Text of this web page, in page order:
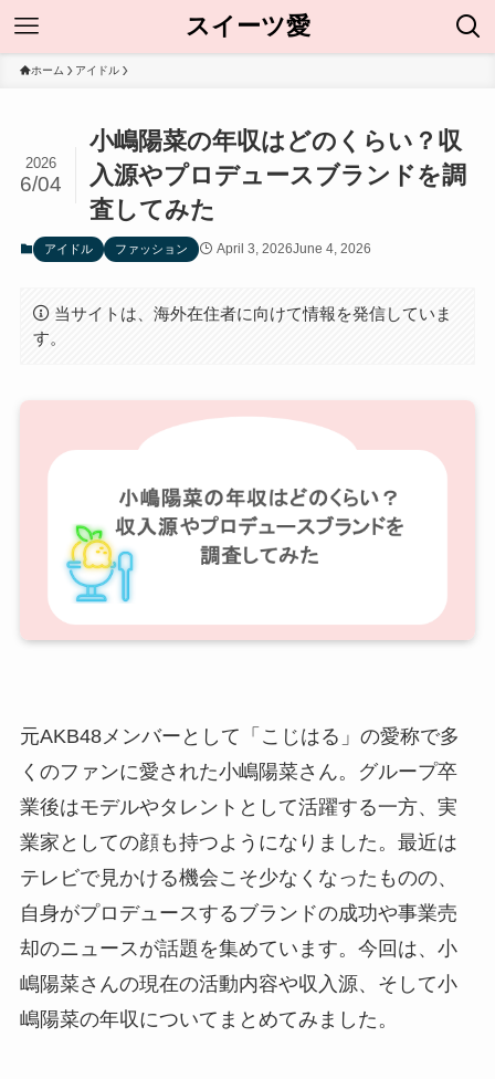
スイーツ愛
ホーム アイドル
小嶋陽菜の年収はどのくらい？収
入源やプロデュースブランドを調
査してみた
2026
6/04
アイドル ファッション April 3, 2026June 4, 2026
当サイトは、海外在住者に向けて情報を発信していま
す。
元AKB48メンバーとして「こじはる」の愛称で多
くのファンに愛された小嶋陽菜さん。グループ卒
業後はモデルやタレントとして活躍する一方、実
業家としての顔も持つようになりました。最近は
テレビで見かける機会こそ少なくなったものの、
自身がプロデュースするブランドの成功や事業売
却のニュースが話題を集めています。今回は、小
嶋陽菜さんの現在の活動内容や収入源、そして小
嶋陽菜の年収についてまとめてみました。